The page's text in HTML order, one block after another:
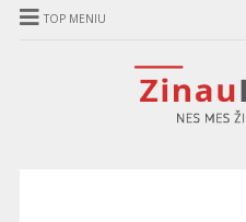
TOP MENIU